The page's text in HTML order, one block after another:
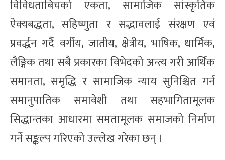
विविधताबिचको एकता, सामाजिक सांस्कृतिक
ऐक्यबद्धता, सहिष्णुता र सद्भावलाई संरक्षण एवं
प्रवर्द्धन गर्दै वर्गीय, जातीय, क्षेत्रीय, भाषिक, धार्मिक,
लैङ्गिक तथा सबै प्रकारका विभेदको अन्त्य गरी आर्थिक
समानता, समृद्धि र सामाजिक न्याय सुनिश्चित गर्न
समानुपातिक समावेशी तथा सहभागितामूलक
सिद्धान्तका आधारमा समतामूलक समाजको निर्माण
गर्ने सङ्कल्प गरिएको उल्लेख गरेका छन् ।